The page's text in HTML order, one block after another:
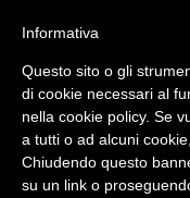
Tech
iPad 4th
di Alessandro
Informativa
Questo sito o gli
di cookie necessari al
nella cookie policy. Se
a tutti o ad alcuni
Chiudendo questo
su un link o